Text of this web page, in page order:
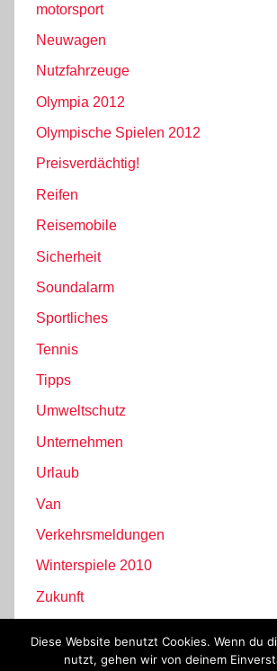
motorsport
Neuwagen
Nutzfahrzeuge
Olympia 2012
Olympische Spielen 2012
Preisverdächtig!
Reifen
Reisemobile
Sicherheit
Soundalarm
Sportliches
Tennis
Tipps
Umweltschutz
Unternehmen
Urlaub
Van
Verkehrsmeldungen
Winterspiele 2010
Zukunft
Diese Website benutzt Cookies. Wenn du
nutzt, gehen wir von deinem